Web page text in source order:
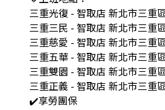
三重光復 - 智取店 新北市三重
三重三民 - 智取店 新北市三重
三重慈愛 - 智取店 新北市三重
三重五華 - 智取店 新北市三重
三重雙園 - 智取店 新北市三重
三重正義 - 智取店 新北市三重
✔️享勞團保